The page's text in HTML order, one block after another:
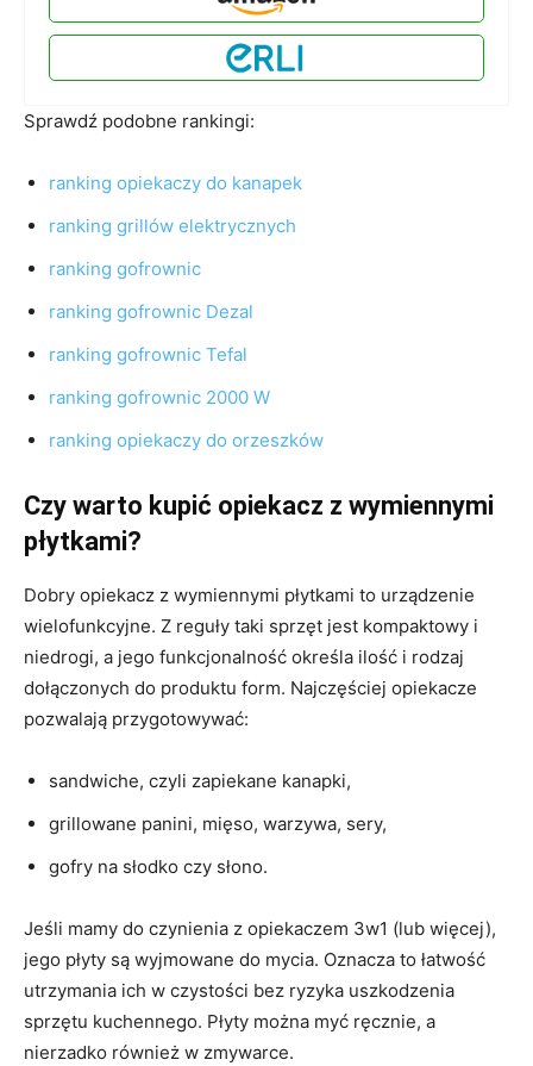
Sprawdź podobne rankingi:
ranking opiekaczy do kanapek
ranking grillów elektrycznych
ranking gofrownic
ranking gofrownic Dezal
ranking gofrownic Tefal
ranking gofrownic 2000 W
ranking opiekaczy do orzeszków
Czy warto kupić opiekacz z wymiennymi
płytkami?
Dobry opiekacz z wymiennymi płytkami to urządzenie
wielofunkcyjne. Z reguły taki sprzęt jest kompaktowy i
niedrogi, a jego funkcjonalność określa ilość i rodzaj
dołączonych do produktu form. Najczęściej opiekacze
pozwalają przygotowywać:
sandwiche, czyli zapiekane kanapki,
grillowane panini, mięso, warzywa, sery,
gofry na słodko czy słono.
Jeśli mamy do czynienia z opiekaczem 3w1 (lub więcej),
jego płyty są wyjmowane do mycia. Oznacza to łatwość
utrzymania ich w czystości bez ryzyka uszkodzenia
sprzętu kuchennego. Płyty można myć ręcznie, a
nierzadko również w zmywarce.